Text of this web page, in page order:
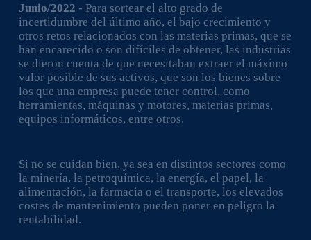
Junio/2022 - Para sortear el alto grado de
incertidumbre del último año, el bajo crecimiento y
otros retos relacionados con las materias primas, que se
han encarecido o son difíciles de obtener, las industrias
se dieron cuenta de que necesitaban extraer el máximo
valor posible de sus activos, que son los bienes sobre
los que una empresa puede tener control, como
herramientas, máquinas y motores, materias primas,
equipos informáticos, entre otros.
Si no se cuidan bien, ya sea en distintos sectores como
la minería, la petroquímica, la energía, el papel, la
alimentación, la farmacia o el transporte, los elevados
costes de mantenimiento pueden poner en peligro la
rentabilidad.